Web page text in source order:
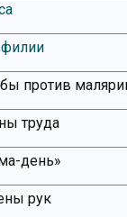
против
труда
день»
рук